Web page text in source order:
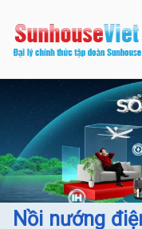
tới
nội
dung
Nồi nướng